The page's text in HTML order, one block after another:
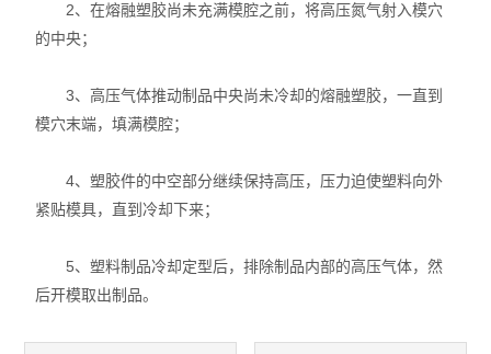
2、在熔融塑胶尚未充满模腔之前，将高压氮气射入模穴
的中央；
3、高压气体推动制品中央尚未冷却的熔融塑胶，一直到
模穴末端，填满模腔；
4、塑胶件的中空部分继续保持高压，压力迫使塑料向外
紧贴模具，直到冷却下来；
5、塑料制品冷却定型后，排除制品内部的高压气体，然
后开模取出制品。